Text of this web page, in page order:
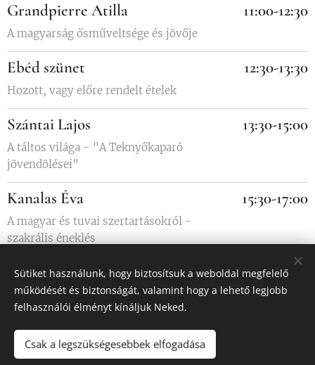
Grandpierre Atilla
A magyarság ősműveltsége és jövője
11:00-12:30
Ebéd szünet
Hozott, vagy előre rendelt ételek
12:30-13:30
Szántai Lajos
A táltos világa - "A Teknyőkaparó
jövendölései"
13:30-15:00
Kanalas Éva
A magyar és tuvai szertartásokról -
szakrális éneklés
15:30-17:00
Záró Szer
Minden jelenlévő részvételével
17.00-18:00
© Fehér Ló Tábor 2025. -feherlotabor@gmail.com
Sütiket használunk, hogy biztosítsuk a weboldal megfelelő
működését és biztonságát, valamint hogy a lehető legjobb
felhasználói élményt kínáljuk Neked.
Csak a legszükségesebbek elfogadása